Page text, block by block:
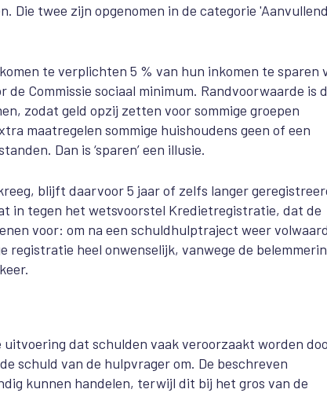
Die twee zijn opgenomen in de categorie
te verplichten 5 % van hun inkomen te sparen
Commissie sociaal minimum. Randvoorwaarde is
zodat geld opzij zetten voor sommige groepen
maatregelen sommige huishoudens geen of een
Dan is ‘sparen’ een illusie.
blijft daarvoor 5 jaar of zelfs langer
in tegen het wetsvoorstel Kredietregistratie, dat de
voor: om na een schuldhulptraject weer
registratie heel onwenselijk, vanwege de
dat schulden vaak veroorzaakt worden
schuld van de hulpvrager om. De beschreven
kunnen handelen, terwijl dit bij het gros van de